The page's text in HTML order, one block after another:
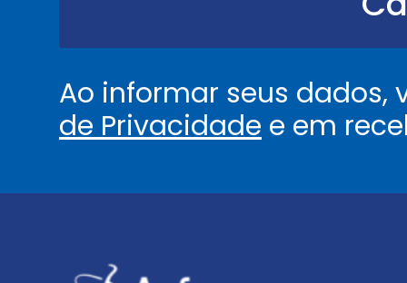
Ao informar seus
de Privacidade e em